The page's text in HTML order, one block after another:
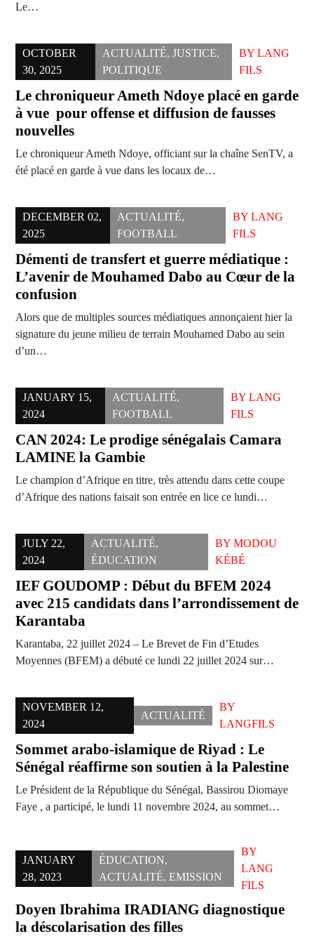
Le…
OCTOBER
30, 2025
ACTUALITÉ, JUSTICE,
POLITIQUE
BYLANG
FILS
Le chroniqueur Ameth Ndoye placé en garde
à vue pour offense et diffusion de fausses
nouvelles
Le chroniqueur Ameth Ndoye, officiant sur la chaîne SenTV, a
été placé en garde à vue dans les locaux de…
DECEMBER 02,
2025
ACTUALITÉ,
FOOTBALL
BY LANG
FILS
Démenti de transfert et guerre médiatique :
L’avenir de Mouhamed Dabo au Cœur de la
confusion
Alors que de multiples sources médiatiques annonçaient hier la
signature du jeune milieu de terrain Mouhamed Dabo au sein
d’un…
JANUARY 15,
2024
ACTUALITÉ,
FOOTBALL
BY LANG
FILS
CAN 2024: Le prodige sénégalais Camara
LAMINE la Gambie
Le champion d’Afrique en titre, très attendu dans cette coupe
d’Afrique des nations faisait son entrée en lice ce lundi…
JULY 22,
2024
ACTUALITÉ,
ÉDUCATION
BY MODOU
KÉBÉ
IEF GOUDOMP : Début du BFEM 2024
avec 215 candidats dans l’arrondissement de
Karantaba
Karantaba, 22 juillet 2024 – Le Brevet de Fin d’Etudes
Moyennes (BFEM) a débuté ce lundi 22 juillet 2024 sur…
NOVEMBER 12,
2024
ACTUALITÉ
BY
LANGFILS
Sommet arabo-islamique de Riyad : Le
Sénégal réaffirme son soutien à la Palestine
Le Président de la République du Sénégal, Bassirou Diomaye
Faye , a participé, le lundi 11 novembre 2024, au sommet…
JANUARY
28, 2023
ÉDUCATION,
ACTUALITÉ,EMISSION
BY
LANG
FILS
Doyen Ibrahima IRADIANG diagnostique
la déscolarisation des filles